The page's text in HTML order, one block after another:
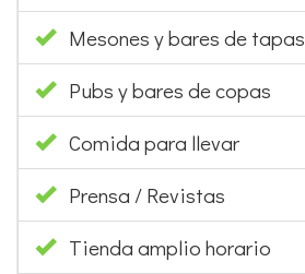
Mesones y bares de tapas
Pubs y bares de copas
Comida para llevar
Prensa / Revistas
Tienda amplio horario